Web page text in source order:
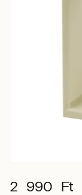
2 990 Ft